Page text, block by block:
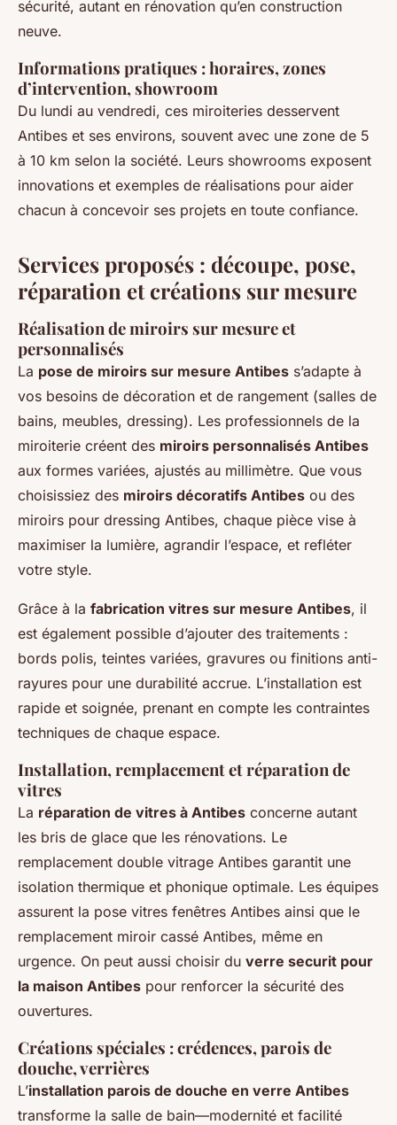
sécurité, autant en rénovation qu’en construction
neuve.
Informations pratiques : horaires, zones
d’intervention, showroom
Du lundi au vendredi, ces miroiteries desservent
Antibes et ses environs, souvent avec une zone de 5
à 10 km selon la société. Leurs showrooms exposent
innovations et exemples de réalisations pour aider
chacun à concevoir ses projets en toute confiance.
Services proposés : découpe, pose,
réparation et créations sur mesure
Réalisation de miroirs sur mesure et
personnalisés
La pose de miroirs sur mesure Antibes s’adapte à
vos besoins de décoration et de rangement (salles de
bains, meubles, dressing). Les professionnels de la
miroiterie créent des miroirs personnalisés Antibes
aux formes variées, ajustés au millimètre. Que vous
choisissiez des miroirs décoratifs Antibes ou des
miroirs pour dressing Antibes, chaque pièce vise à
maximiser la lumière, agrandir l’espace, et refléter
votre style.
Grâce à la fabrication vitres sur mesure Antibes, il
est également possible d’ajouter des traitements :
bords polis, teintes variées, gravures ou finitions anti-
rayures pour une durabilité accrue. L’installation est
rapide et soignée, prenant en compte les contraintes
techniques de chaque espace.
Installation, remplacement et réparation de
vitres
La réparation de vitres à Antibes concerne autant
les bris de glace que les rénovations. Le
remplacement double vitrage Antibes garantit une
isolation thermique et phonique optimale. Les équipes
assurent la pose vitres fenêtres Antibes ainsi que le
remplacement miroir cassé Antibes, même en
urgence. On peut aussi choisir du verre securit pour
la maison Antibes pour renforcer la sécurité des
ouvertures.
Créations spéciales : crédences, parois de
douche, verrières
L’installation parois de douche en verre Antibes
transforme la salle de bain—modernité et facilité